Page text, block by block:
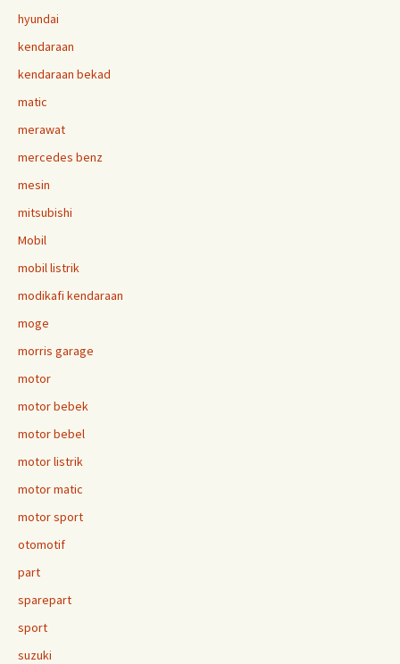
hyundai
kendaraan
kendaraan bekad
matic
merawat
mercedes benz
mesin
mitsubishi
Mobil
mobil listrik
modikafi kendaraan
moge
morris garage
motor
motor bebek
motor bebel
motor listrik
motor matic
motor sport
otomotif
part
sparepart
sport
suzuki